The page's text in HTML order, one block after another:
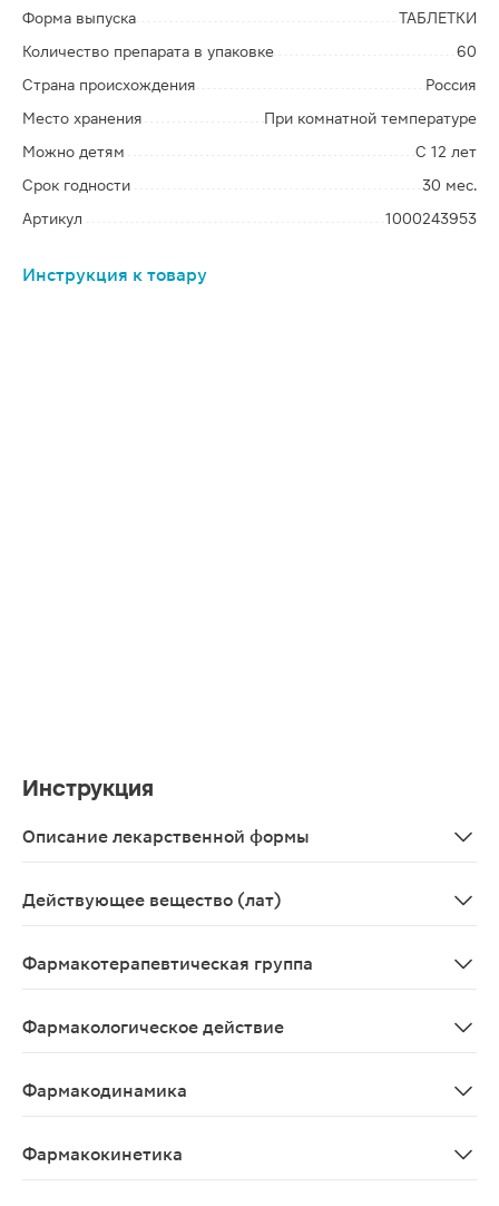
Форма выпуска
ТАБЛЕТКИ
Количество препарата в упаковке
60
Страна происхождения
Россия
Место хранения
При комнатной температуре
Можно детям
С 12 лет
Срок годности
30 мес.
Артикул
1000243953
Инструкция к товару
Инструкция
Описание лекарственной формы
Действующее вещество (лат)
Фармакотерапевтическая группа
Фармакологическое действие
Фармакодинамика
Фармакокинетика